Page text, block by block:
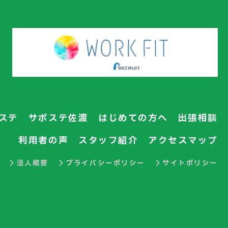
テ サポステ佐渡 はじめての方へ
出張相談
利用者の声
スタッフ紹介 アクセスマップ
法人概要 プライバシーポリシー サイトポリシー